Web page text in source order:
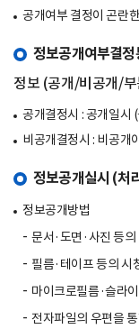
공개여부 결정이 곤란
정보공개여부결
정보 (공개/비공개/부
공개결정시 : 공개일시
비공개결정시 : 비공개
정보공개실시 (처
정보공개방법
문서·도면·사진 등
필름·테이프 등의 시
마이크로필름·슬라
전자파일의 우편을